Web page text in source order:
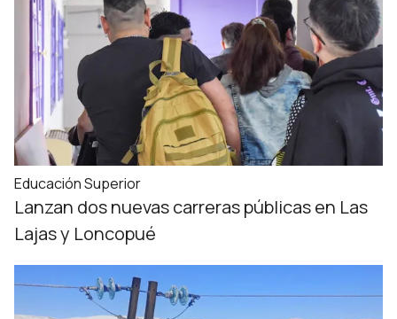
Educación Superior
Lanzan dos nuevas carreras públicas en Las
Lajas y Loncopué